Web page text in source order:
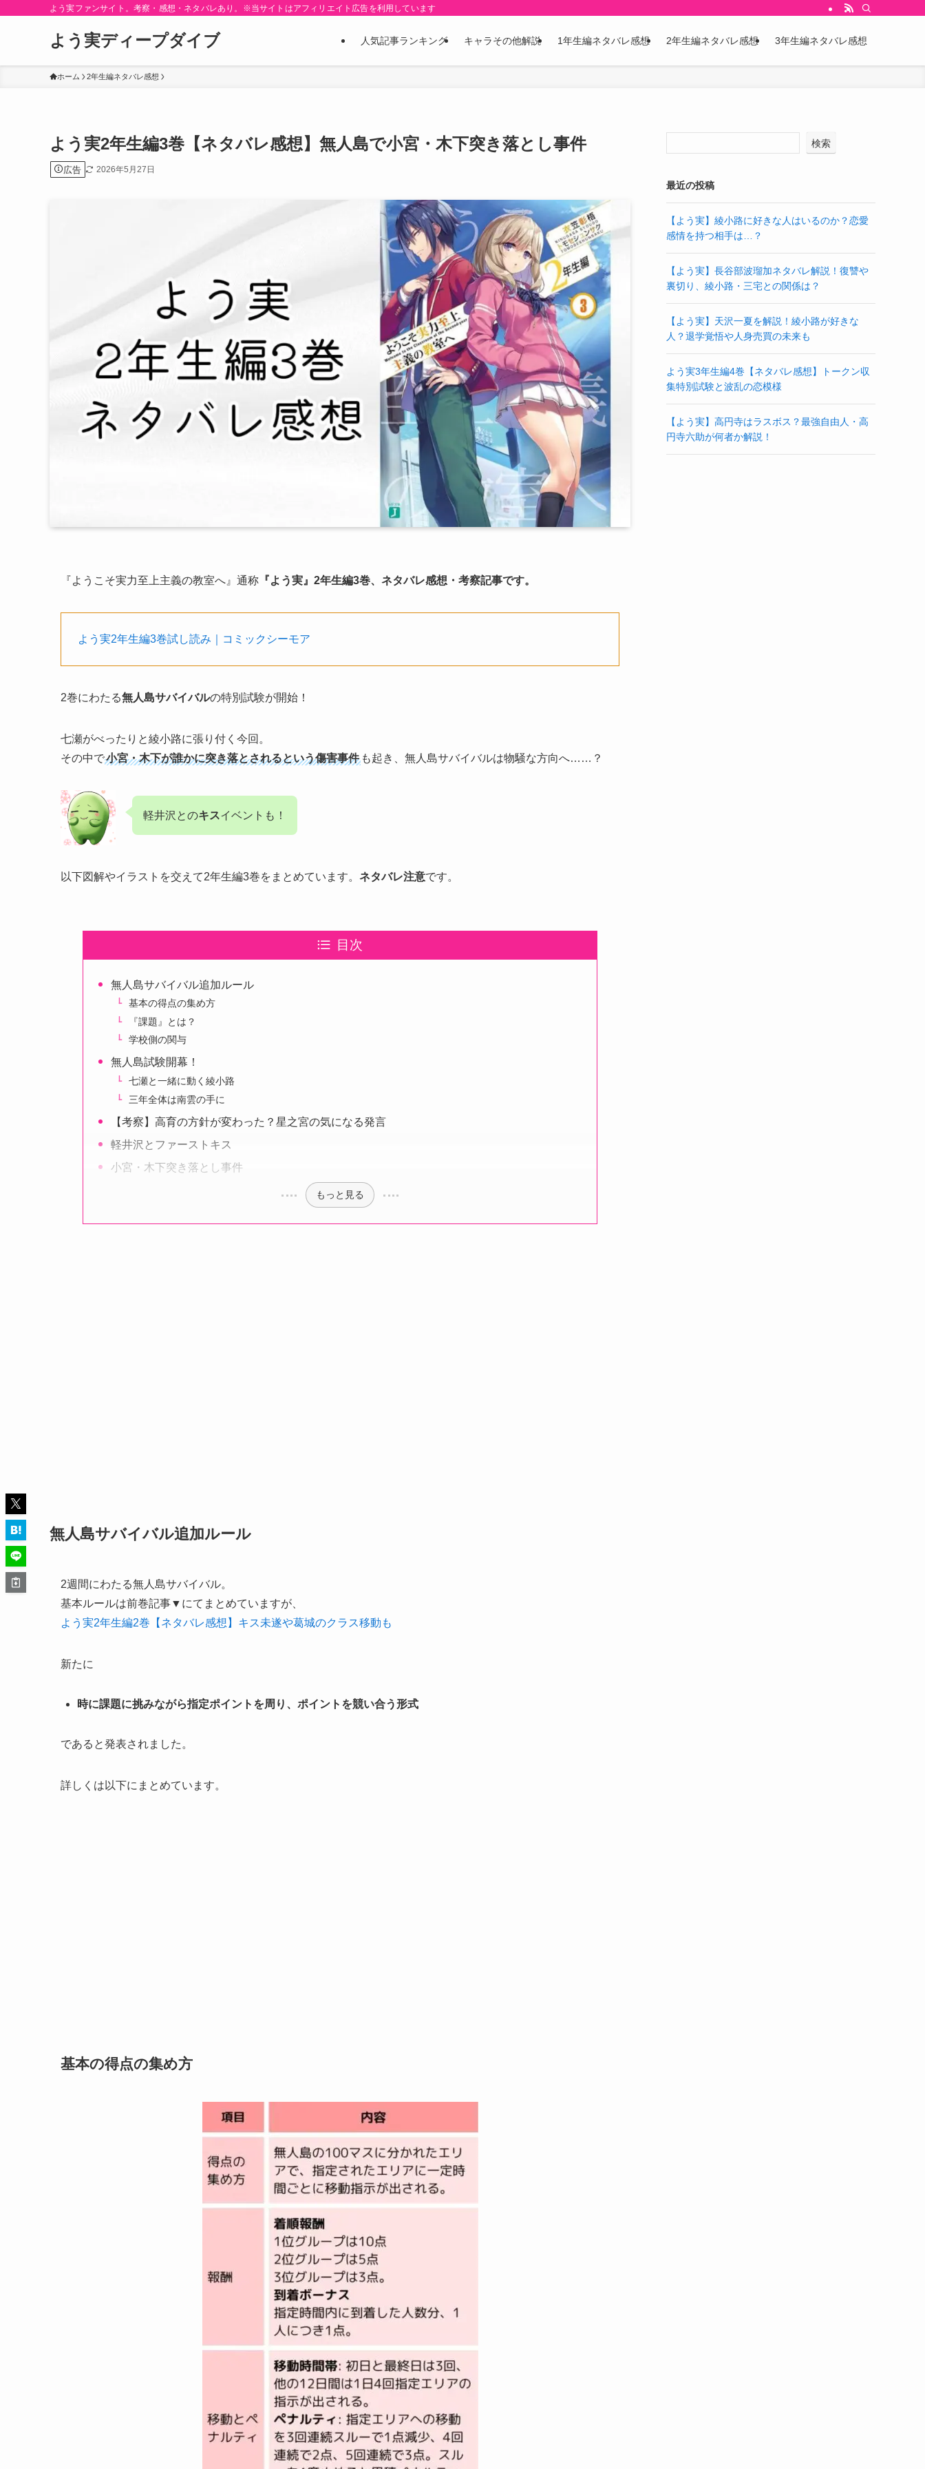
よう実ファンサイト。考察・感想・ネタバレあり。※当サイトはアフィリエイト広告を利用しています
よう実ディープダイブ 人気記事ランキング キャラその他解説 1年生編ネタバレ感想 2年生編ネタバレ感想 3年生編ネタバレ感想
ホーム 2年生編ネタバレ感想
よう実2年生編3巻【ネタバレ感想】無人島で小宮・木下突き落とし事件
広告 2026年5月27日
『ようこそ実力至上主義の教室へ』通称 『よう実』2年生編3巻、ネタバレ感想・考察記事です。
よう実2年生編3巻試し読み｜コミックシーモア
2巻にわたる無人島サバイバルの特別試験が開始！
七瀬がべったりと綾小路に張り付く今回。
その中で小宮・木下が誰かに突き落とされるという傷害事件 も起き、無人島サバイバルは物騒な方向へ……？
軽井沢とのキスイベントも！
以下図解やイラストを交えて2年生編3巻をまとめています。 ネタバレ注意です。
目次
無人島サバイバル追加ルール
基本の得点の集め方
『課題』とは？
学校側の関与
無人島試験開幕！
七瀬と一緒に動く綾小路
三年全体は南雲の手に
【考察】高育の方針が変わった？星之宮の気になる発言
軽井沢とファーストキス
小宮・木下突き落とし事件
もっと見る
無人島サバイバル追加ルール
2週間にわたる無人島サバイバル。
基本ルールは前巻記事▼にてまとめていますが、
よう実2年生編2巻【ネタバレ感想】キス未遂や葛城のクラス移動も
新たに
時に課題に挑みながら指定ポイントを周り、ポイントを競い合う形式
であると発表されました。
詳しくは以下にまとめています。
基本の得点の集め方
検索
最近の投稿
【よう実】綾小路に好きな人はいるのか？恋愛
感情を持つ相手は…？
【よう実】長谷部波瑠加ネタバレ解説！復讐や
裏切り、綾小路・三宅との関係は？
【よう実】天沢一夏を解説！綾小路が好きな
人？退学覚悟や人身売買の未来も
よう実3年生編4巻【ネタバレ感想】トークン収
集特別試験と波乱の恋模様
【よう実】高円寺はラスボス？最強自由人・高
円寺六助が何者か解説！